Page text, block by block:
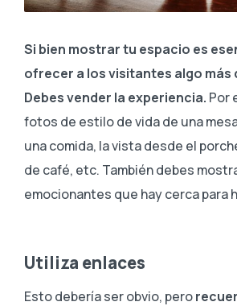
Si bien mostrar tu espacio es
ofrecer a los visitantes algo más
Debes vender la experiencia. Por
fotos de estilo de vida de una
una comida, la vista desde el
de café, etc. También debes
emocionantes que hay cerca para
Utiliza enlaces
Esto debería ser obvio, pero